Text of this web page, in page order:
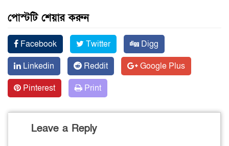
পোস্টটি শেয়ার করুন
Facebook Twitter
Digg
Linkedin
Reddit
Google Plus
Pinterest
Print
Leave a Reply